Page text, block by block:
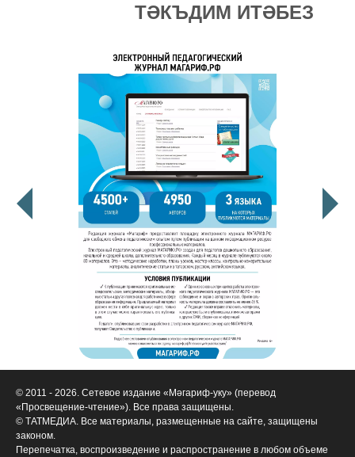
ТӘКЪДИМ ИТӘБЕЗ
© 2011 - 2026. Сетевое издание «Мәгариф-уку» (перевод
«Просвещение-чтение»). Все права защищены.
© ТАТМЕДИА. Все материалы, размещенные на сайте, защищены
законом.
Перепечатка, воспроизведение и распространение в любом объеме